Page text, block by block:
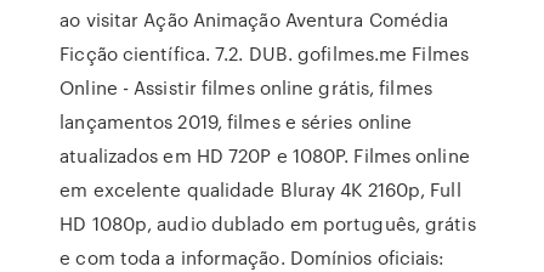
ao visitar Ação Animação Aventura Comédia
Ficção científica. 7.2. DUB. gofilmes.me Filmes
Online - Assistir filmes online grátis, filmes
lançamentos 2019, filmes e séries online
atualizados em HD 720P e 1080P. Filmes online
em excelente qualidade Bluray 4K 2160p, Full
HD 1080p, audio dublado em português, grátis
e com toda a informação. Domínios oficiais: